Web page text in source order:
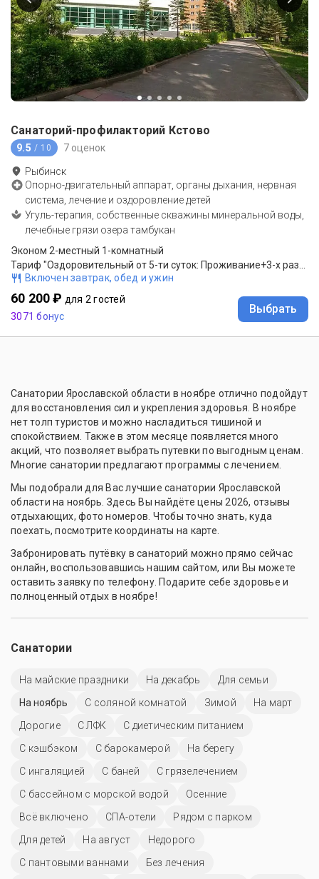
Санаторий-профилакторий Кстово
9.5 / 10 7 оценок
Рыбинск
Опорно-двигательный аппарат, органы дыхания, нервная
система, лечение и оздоровление детей
Угуль-терапия, собственные скважины минеральной воды,
лечебные грязи озера тамбукан
Эконом 2-местный 1-комнатный
Тариф "Оздоровительный от 5-ти суток: Проживание+3-х разовое питание, лечебное плавание (бассейн с минеральной водой) 1 час в сутки в дневное время.
Включен завтрак, обед и ужин
60 200 ₽ для 2 гостей
3071 бонус
Выбрать
Санатории Ярославской области в ноябре отлично подойдут
для восстановления сил и укрепления здоровья. В ноябре
нет толп туристов и можно насладиться тишиной и
спокойствием. Также в этом месяце появляется много
акций, что позволяет выбрать путевки по выгодным ценам.
Многие санатории предлагают программы с лечением.
Мы подобрали для Вас лучшие санатории Ярославской
области на ноябрь. Здесь Вы найдёте цены 2026, отзывы
отдыхающих, фото номеров. Чтобы точно знать, куда
поехать, посмотрите координаты на карте.
Забронировать путёвку в санаторий можно прямо сейчас
онлайн, воспользовавшись нашим сайтом, или Вы можете
оставить заявку по телефону. Подарите себе здоровье и
полноценный отдых в ноябре!
Санатории
На майские праздники На декабрь
Для семьи
На ноябрь
С соляной комнатой Зимой
На март
Дорогие
С ЛФК
С диетическим питанием
С кэшбэком
С барокамерой
На берегу
С ингаляцией
С баней
С грязелечением
С бассейном с морской водой
Осенние
Всё включено
СПА-отели
Рядом с парком
Для детей
На август
Недорого
С пантовыми ваннами
Без лечения